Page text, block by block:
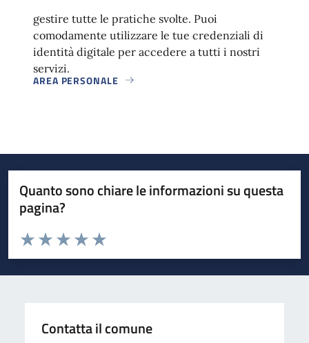
gestire tutte le pratiche svolte. Puoi
comodamente utilizzare le tue credenziali di
identità digitale per accedere a tutti i nostri
servizi.
AREA PERSONALE
Quanto sono chiare le informazioni su questa
pagina?
Valuta da 1 a 5 stelle la pagina
Valuta 5 stelle su 5
Valuta 4 stelle su 5
Valuta 3 stelle su 5
Valuta 2 stelle su 5
Valuta 1 stelle su 5
Contatta il comune